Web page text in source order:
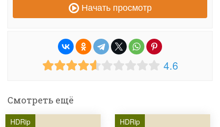
Начать просмотр
4.6
Смотреть ещё
HDRip HDRip